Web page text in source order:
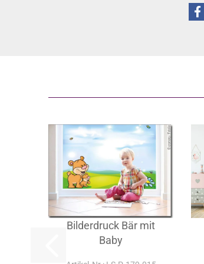
Bilderdruck Bär mit
Baby